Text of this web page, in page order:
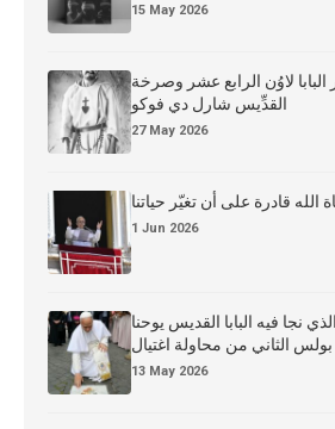
15 May 2026
البابا لاوُن الرابع عشر وصرخة
القدِّيس شارل دي فوكو
27 May 2026
الله قادرة على أن تغيّر حياتنا
1 Jun 2026
نجا فيه البابا القديس يوحنا
بولس الثاني من محاولة اغتيال
13 May 2026